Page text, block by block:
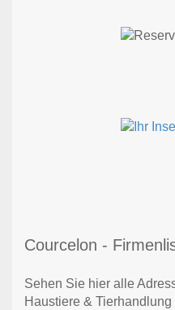
Courcelon -
Sehen Sie hier alle
Haustiere &